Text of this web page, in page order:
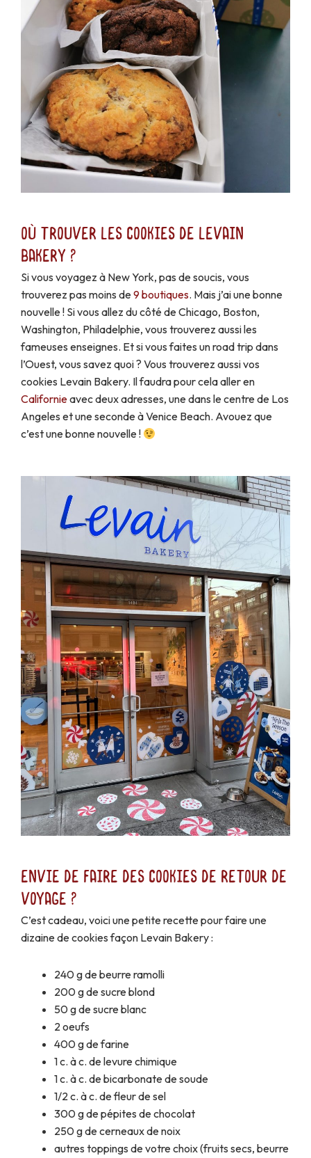
Où trouver les cookies de Levain
Bakery ?
Si vous voyagez à New York, pas de soucis, vous
trouverez pas moins de9 boutiques. Mais j’ai une bonne
nouvelle ! Si vous allez du côté de Chicago, Boston,
Washington, Philadelphie, vous trouverez aussi les
fameuses enseignes. Et si vous faites un road trip dans
l’Ouest, vous savez quoi ? Vous trouverez aussi vos
cookies Levain Bakery. Il faudra pour cela aller en
Californieavec deux adresses, une dans le centre de Los
Angeles et une seconde à Venice Beach. Avouez que
c’est une bonne nouvelle !
Envie de faire des cookies de retour de
voyage ?
C’est cadeau, voici une petite recette pour faire une
dizaine de cookies façon Levain Bakery :
240 g de beurre ramolli
200 g de sucre blond
50 g de sucre blanc
2 oeufs
400 g de farine
1 c. à c. de levure chimique
1 c. à c. de bicarbonate de soude
1/2 c. à c. de fleur de sel
300 g de pépites de chocolat
250 g de cerneaux de noix
autres toppings de votre choix (fruits secs, beurre